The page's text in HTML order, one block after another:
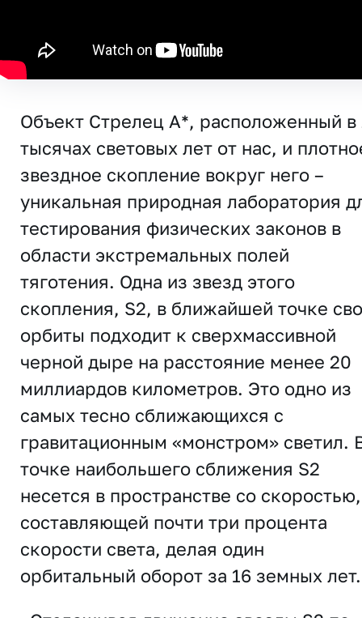
Объект Стрелец A*, расположенный в
тысячах световых лет от нас, и
звездное скопление вокруг него –
уникальная природная лаборатория
тестирования физических законов в
области экстремальных полей
тяготения. Одна из звезд этого
скопления, S2, в ближайшей точке
орбиты подходит к сверхмассивной
черной дыре на расстояние менее 20
миллиардов километров. Это одно из
самых тесно сближающихся с
гравитационным «монстром» светил.
точке наибольшего сближения S2
несется в пространстве со скоростью,
составляющей почти три процента
скорости света, делая один
орбитальный оборот за 16 земных лет.